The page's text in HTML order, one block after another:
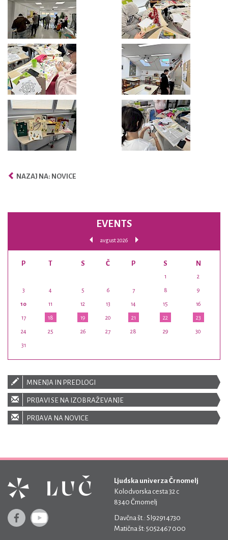
NAZAJ NA: NOVICE
EVENTS
avgust 2026
P T S Č P S N
1 2
3 4 5 6 7 8 9
10 11 12 13 14 15 16
17 18 19 20 21 22 23
24 25 26 27 28 29 30
31
MNENJA IN PREDLOGI
PRIJAVI SE NA IZOBRAŽEVANJE
PRIJAVA NA NOVICE
Ljudska univerza Črnomelj
Kolodvorska cesta 32 c
8340 Črnomelj
Davčna št.: SI92914730
Matična št: 5052467 000